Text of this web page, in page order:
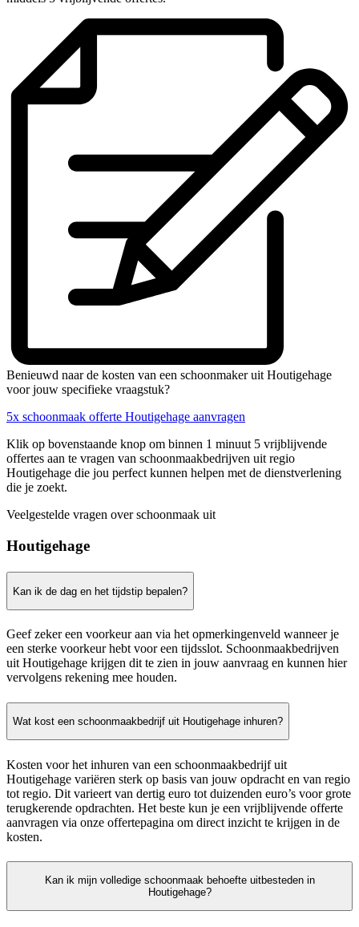
Benieuwd naar de kosten van een schoonmaker uit Houtigehage
voor jouw specifieke vraagstuk?
5x schoonmaak offerte Houtigehage aanvragen
Klik op bovenstaande knop om binnen 1 minuut 5 vrijblijvende
offertes aan te vragen van schoonmaakbedrijven uit regio
Houtigehage die jou perfect kunnen helpen met de dienstverlening
die je zoekt.
Veelgestelde vragen over schoonmaak uit
Houtigehage
Kan ik de dag en het tijdstip bepalen?
Geef zeker een voorkeur aan via het opmerkingenveld wanneer je
een sterke voorkeur hebt voor een tijdsslot. Schoonmaakbedrijven
uit Houtigehage krijgen dit te zien in jouw aanvraag en kunnen hier
vervolgens rekening mee houden.
Wat kost een schoonmaakbedrijf uit Houtigehage inhuren?
Kosten voor het inhuren van een schoonmaakbedrijf uit
Houtigehage variëren sterk op basis van jouw opdracht en van regio
tot regio. Dit varieert van dertig euro tot duizenden euro’s voor grote
terugkerende opdrachten. Het beste kun je een vrijblijvende offerte
aanvragen via onze offertepagina om direct inzicht te krijgen in de
kosten.
Kan ik mijn volledige schoonmaak behoefte uitbesteden in
Houtigehage?